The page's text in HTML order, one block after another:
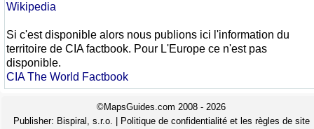
Wikipedia
Si c'est disponible alors nous publions ici l'information du
territoire de CIA factbook. Pour L'Europe ce n'est pas
disponible.
CIA The World Factbook
©MapsGuides.com 2008 - 2026
Publisher: Bispiral, s.r.o.
Politique de confidentialité et les règles de site